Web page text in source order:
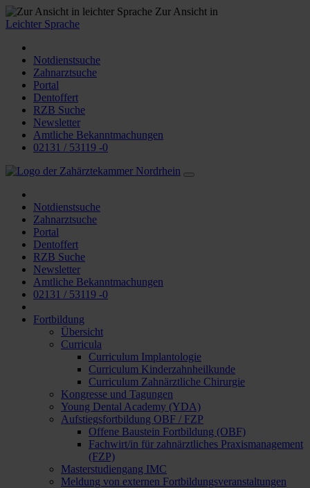
Zur Ansicht in
Leichter Sprache
Notdienstsuche
Zahnarztsuche
Portal
Dentoffert
RZB Suche
Newsletter
Amtliche Bekanntmachungen
02131 / 53119 -0
Notdienstsuche
Zahnarztsuche
Portal
Dentoffert
RZB Suche
Newsletter
Amtliche Bekanntmachungen
02131 / 53119 -0
Fortbildung
Übersicht
Curricula
Curriculum Implantologie
Curriculum Kinderzahnheilkunde
Curriculum Zahnärztliche Chirurgie
Kongresse und Tagungen
Young Dental Academy (YDA)
Aufstiegsfortbildung OBF / FZP
Offene Baustein Fortbildung (OBF)
Fachwirt/in für zahnärztliches Praxismanagement
(FZP)
Masterstudiengang IMC
Meldung von externen Fortbildungsveranstaltungen